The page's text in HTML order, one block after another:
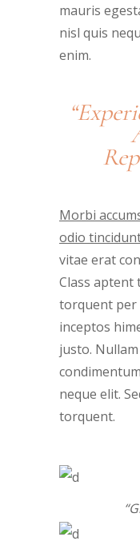
mauris
nisl quis
enim.
Morbi
odio
vitae erat
Class aptent
torquent per
inceptos
justo.
neque elit.
torquent.